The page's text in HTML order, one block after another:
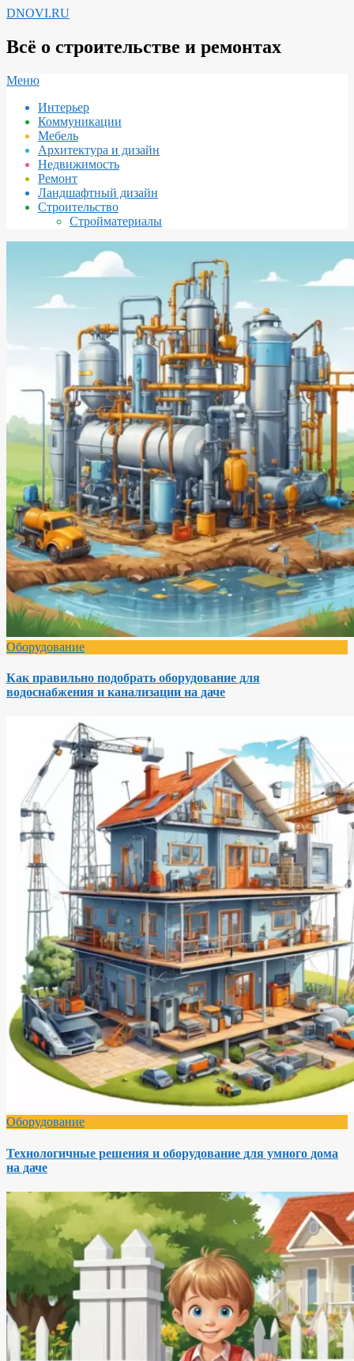
Перейти
содержимому
DNOVI.RU
Всё о строительстве и ремонтах
Вторичное
навигации
Меню
Интерьер
Коммуникации
Мебель
Архитектура и дизайн
Недвижимость
Ремонт
Ландшафтный дизайн
Строительство
Стройматериалы
Оборудование
Как правильно подобрать оборудование для
водоснабжения и канализации на даче
Оборудование
Технологичные решения и оборудование для умного дома
на даче